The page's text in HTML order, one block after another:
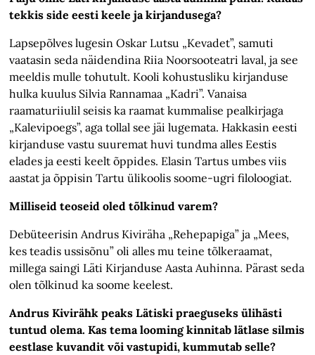
tekkis side eesti keele ja kirjandusega?
Lapsepõlves lugesin Oskar Lutsu „Kevadet”, samuti
vaatasin seda näidendina Riia Noorsooteatri laval, ja see
meeldis mulle tohutult. Kooli kohustusliku kirjanduse
hulka kuulus Silvia Rannamaa „Kadri”. Vanaisa
raamaturiiulil seisis ka raamat kummalise pealkirjaga
„Kalevipoegs”, aga tollal see jäi lugemata. Hakkasin eesti
kirjanduse vastu suuremat huvi tundma alles Eestis
elades ja eesti keelt õppides. Elasin Tartus umbes viis
aastat ja õppisin Tartu ülikoolis soome-ugri filoloogiat.
Milliseid teoseid oled tõlkinud varem?
Debüteerisin Andrus Kiviräha „Rehepapiga” ja „Mees,
kes teadis ussisõnu” oli alles mu teine tõlkeraamat,
millega saingi Läti Kirjanduse Aasta Auhinna. Pärast seda
olen tõlkinud ka soome keelest.
Andrus Kivirähk peaks Lätiski praeguseks ülihästi
tuntud olema. Kas tema looming kinnitab lätlase silmis
eestlase kuvandit või vastupidi, kummutab selle?